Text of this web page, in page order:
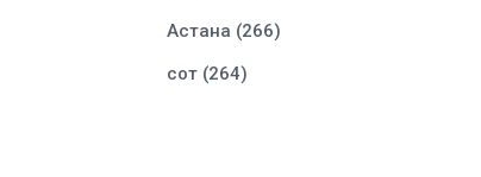
Астана (266)
сот (264)